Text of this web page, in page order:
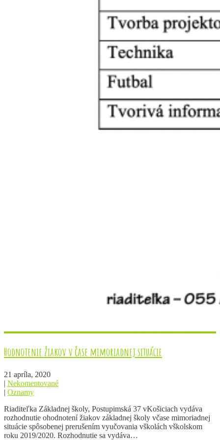
Hodnotenie žiakov v čase mimoriadnej situácie
21 apríla, 2020
| Nekomentované
| Oznamy
Riaditeľka Základnej školy, Postupimská 37 vKošiciach vydáva
rozhodnutie ohodnotení žiakov základnej školy včase mimoriadnej
situácie spôsobenej prerušením vyučovania vškolách vškolskom
roku 2019/2020. Rozhodnutie sa vydáva…